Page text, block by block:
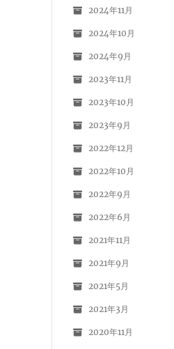
2024年11月
2024年10月
2024年9月
2023年11月
2023年10月
2023年9月
2022年12月
2022年10月
2022年9月
2022年6月
2021年11月
2021年9月
2021年5月
2021年3月
2020年11月